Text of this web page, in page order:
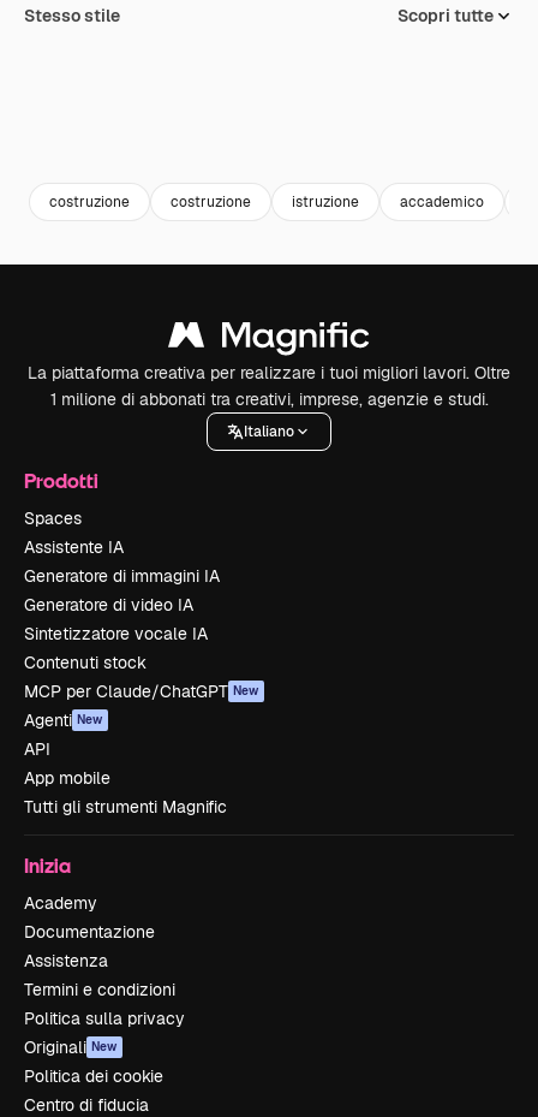
Stesso stile Scopri tutte
costruzione costruzione istruzione accademico
La piattaforma creativa per realizzare i tuoi migliori lavori. Oltre
1 milione di abbonati tra creativi, imprese, agenzie e studi.
Italiano
Prodotti
Spaces
Assistente IA
Generatore di immagini IA
Generatore di video IA
Sintetizzatore vocale IA
Contenuti stock
MCP per Claude/ChatGPT New
Agenti New
API
App mobile
Tutti gli strumenti Magnific
Inizia
Academy
Documentazione
Assistenza
Termini e condizioni
Politica sulla privacy
Originali New
Politica dei cookie
Centro di fiducia